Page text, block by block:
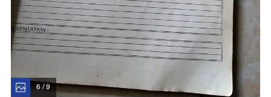
6 / 9